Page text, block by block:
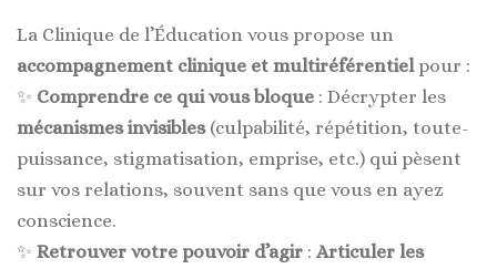
La Clinique de l’Éducation vous propose un
accompagnement clinique et multiréférentielpour :
✨ Comprendre ce qui vous bloque : Décrypter les
mécanismes invisibles(culpabilité, répétition, toute-
puissance, stigmatisation, emprise, etc.) qui pèsent
sur vos relations, souvent sans que vous en ayez
conscience.
✨ Retrouver votre pouvoir d’agir : Articuler les